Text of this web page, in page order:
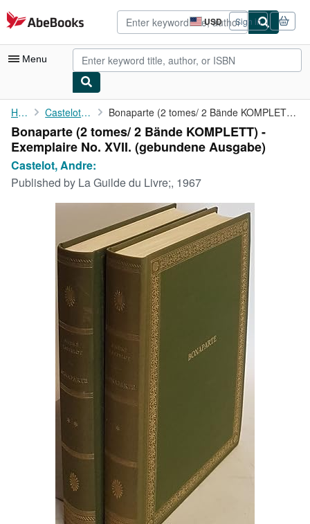
Skip to main content
AbeBooks.com USD
Site
shopping
preferences
Sign in
Menu
My Account
My Purchases
Advanced Search
Browse Collections
Art & Collectibles
Start Selling
CLOSE
Home Castelot, Andre: Bonaparte (2 tomes/ 2 Bände KOMPLETT) - Exemplaire No. XVII.
Bonaparte (2 tomes/ 2 Bände KOMPLETT) -
Exemplaire No. XVII. (gebundene Ausgabe)
Castelot, Andre:
Published by La Guilde du Livre;, 1967